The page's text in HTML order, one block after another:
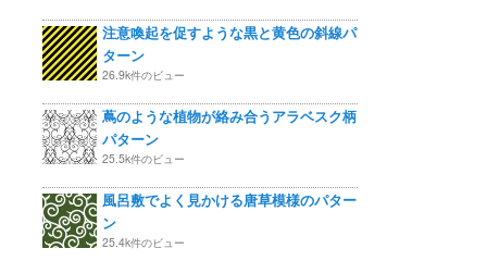
注意喚起を促すような黒と黄色の斜線パ
ターン
26.9k件のビュー
蔦のような植物が絡み合うアラベスク柄
パターン
25.5k件のビュー
風呂敷でよく見かける唐草模様のパター
ン
25.4k件のビュー